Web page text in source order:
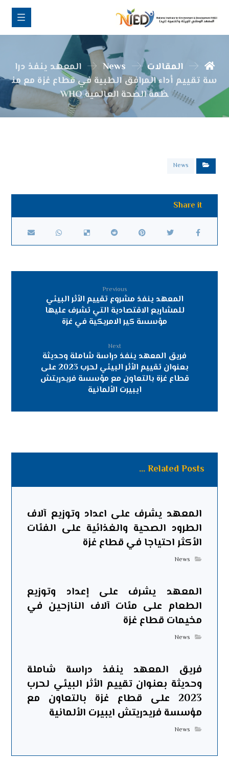
المقالات News
المعهد ينفذ درا
سة تقييم أداء المرافق الطبية في قطاع غزة مع من
ظمة الصحة العالمية WHO
News
Previous
المعهد ينفذ مشروع تقييم الأثر البيئي
للمشاريع الاقتصادية التي تشرف عليها
مؤسسة كير الامريكية في غزة
Next
فريق المعهد ينفذ دراسة شاملة وحديثة
بعنوان تقييم الأثر البيئي لحرب 2023 على
قطاع غزة بالتعاون مع مؤسسة فريدريتش
ايبيرت الألمانية
Related Posts ...
المعهد يشرف على اعداد وتوزيع آلاف
الطرود الصحية والغذائية على الفئات
الأكثر احتياجا في قطاع غزة
News
المعهد يشرف على إعداد وتوزيع
الطعام على مئات آلاف النازحين في
مخيمات قطاع غزة
News
فريق المعهد ينفذ دراسة شاملة
وحديثة بعنوان تقييم الأثر البيئي لحرب
2023 على قطاع غزة بالتعاون مع
مؤسسة فريدريتش ايبيرت الألمانية
News